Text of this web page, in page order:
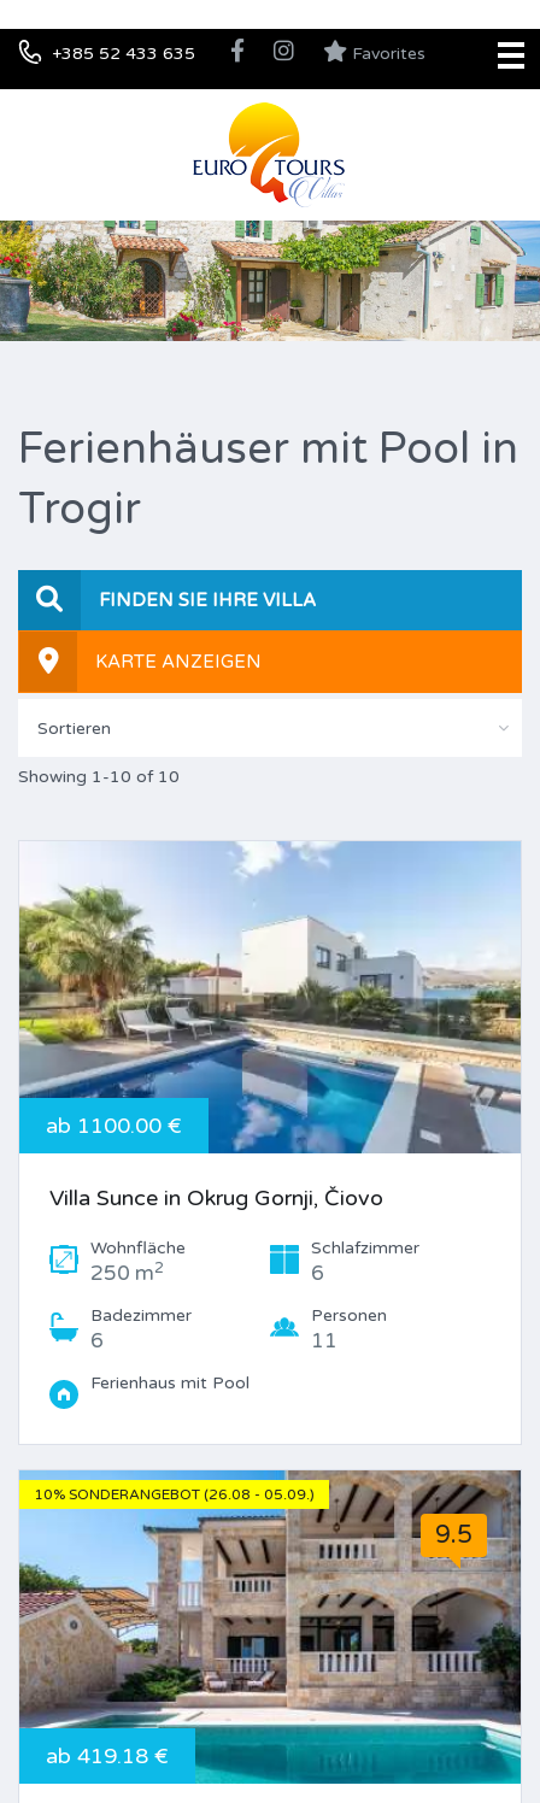
+385 52 433 635 Favorites
Ferienhäuser mit Pool in
Trogir
FINDEN SIE IHRE VILLA
KARTE ANZEIGEN
Sortieren
Showing 1-10 of 10
ab 1100.00 €
Villa Sunce in Okrug Gornji, Čiovo
Wohnfläche
250 m2
Schlafzimmer
6
Badezimmer
6
Personen
11
Ferienhaus mit Pool
10% SONDERANGEBOT (26.08 - 05.09.)
9.5
ab 419.18 €